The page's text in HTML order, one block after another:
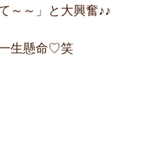
～～」と大興奮♪♪
生懸命♡笑